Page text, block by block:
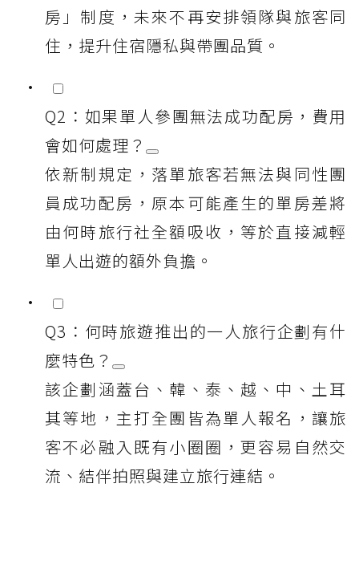
房」制度，未來不再安排領隊與旅客同
住，提升住宿隱私與帶團品質。
Q2：如果單人參團無法成功配房，費用
會如何處理？
依新制規定，落單旅客若無法與同性團
員成功配房，原本可能產生的單房差將
由何時旅行社全額吸收，等於直接減輕
單人出遊的額外負擔。
Q3：何時旅遊推出的一人旅行企劃有什
麼特色？
該企劃涵蓋台、韓、泰、越、中、土耳
其等地，主打全團皆為單人報名，讓旅
客不必融入既有小圈圈，更容易自然交
流、結伴拍照與建立旅行連結。